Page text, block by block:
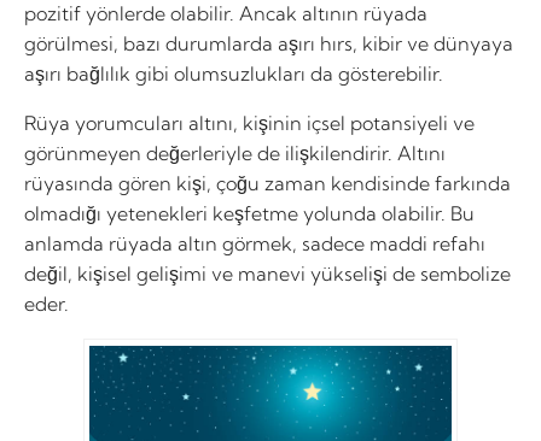
pozitif yönlerde olabilir. Ancak altının rüyada
görülmesi, bazı durumlarda aşırı hırs, kibir ve dünyaya
aşırı bağlılık gibi olumsuzlukları da gösterebilir.
Rüya yorumcuları altını, kişinin içsel potansiyeli ve
görünmeyen değerleriyle de ilişkilendirir. Altını
rüyasında gören kişi, çoğu zaman kendisinde farkında
olmadığı yetenekleri keşfetme yolunda olabilir. Bu
anlamda rüyada altın görmek, sadece maddi refahı
değil, kişisel gelişimi ve manevi yükselişi de sembolize
eder.